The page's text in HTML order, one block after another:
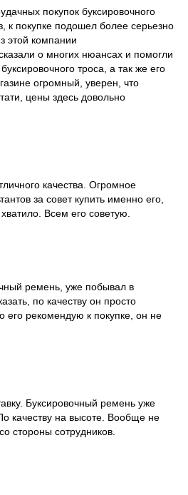
покупок буксировочного
к покупке подошел более серьезно
этой компании
о многих нюансах и помогли
троса, а так же его
огромный, уверен, что
цены здесь довольно
качества. Огромное
за совет купить именно его,
Всем его советую.
ремень, уже побывал в
по качеству он просто
его рекомендую к покупке, он не
Буксировочный ремень уже
качеству на высоте. Вообще не
стороны сотрудников.